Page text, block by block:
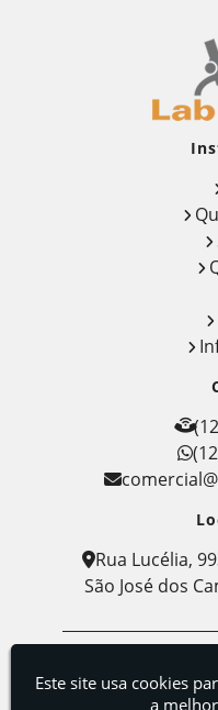
Rua Lucélia,
São José dos
Metalografia
Este site usa cookies
a